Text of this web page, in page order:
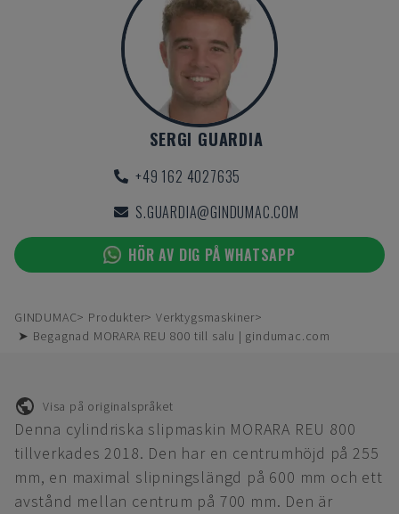
SERGI GUARDIA
+49 162 4027635
S.GUARDIA@GINDUMAC.COM
HÖR AV DIG PÅ WHATSAPP
GINDUMAC Produkter
Verktygsmaskiner
➤ Begagnad MORARA REU 800 till salu | gindumac.com
Visa på originalspråket
Denna cylindriska slipmaskin MORARA REU 800
tillverkades 2018. Den har en centrumhöjd på 255
mm, en maximal slipningslängd på 600 mm och ett
avstånd mellan centrum på 700 mm. Den är